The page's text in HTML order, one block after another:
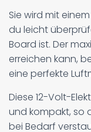
Sie wird mit
du leicht
Board ist. Der
erreichen kann,
eine perfekte
Diese 12-Volt-
und kompakt, so
bei Bedarf